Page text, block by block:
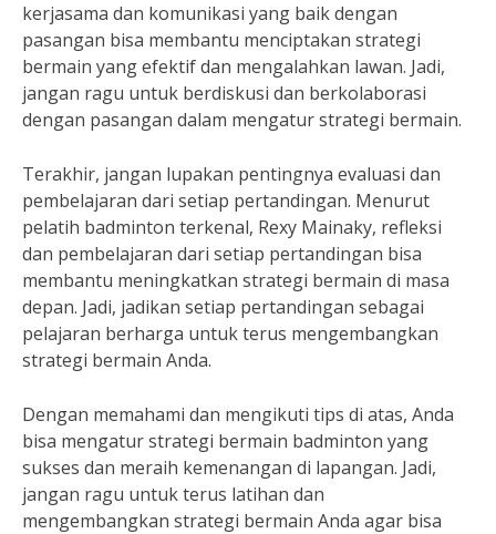
kerjasama dan komunikasi yang baik dengan
pasangan bisa membantu menciptakan strategi
bermain yang efektif dan mengalahkan lawan. Jadi,
jangan ragu untuk berdiskusi dan berkolaborasi
dengan pasangan dalam mengatur strategi bermain.
Terakhir, jangan lupakan pentingnya evaluasi dan
pembelajaran dari setiap pertandingan. Menurut
pelatih badminton terkenal, Rexy Mainaky, refleksi
dan pembelajaran dari setiap pertandingan bisa
membantu meningkatkan strategi bermain di masa
depan. Jadi, jadikan setiap pertandingan sebagai
pelajaran berharga untuk terus mengembangkan
strategi bermain Anda.
Dengan memahami dan mengikuti tips di atas, Anda
bisa mengatur strategi bermain badminton yang
sukses dan meraih kemenangan di lapangan. Jadi,
jangan ragu untuk terus latihan dan
mengembangkan strategi bermain Anda agar bisa